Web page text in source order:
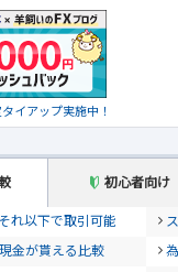
イアップ実施中！
初心者向け
れ以下で取引可能
金が貰える比較